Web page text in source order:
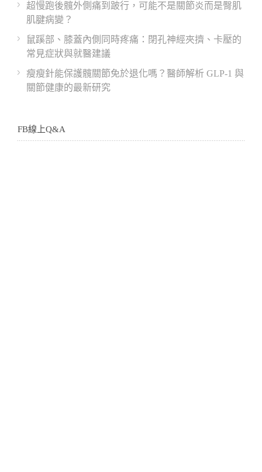
超慢跑後髖外側痛到跛行，可能不是關節炎而是臀肌
肌腱病變？
鼠蹊部、膝蓋內側同時疼痛：閉孔神經夾擠、卡壓的
常見症狀與就醫建議
瘦瘦針能保護髖關節免於退化嗎？醫師解析 GLP-1 與
關節健康的最新研究
FB線上Q&A